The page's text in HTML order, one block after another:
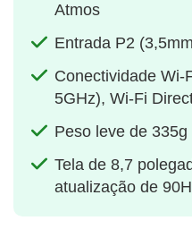
Atmos
Entrada P2
Conectividade Wi-
5GHz), Wi-Fi
Peso leve de 335g
Tela de 8,7
atualização de